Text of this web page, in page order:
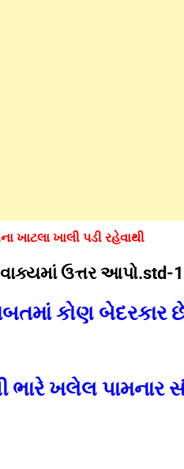
ખાટલા ખાલી પડી રહેવાથી
વાક્યમાં ઉત્તર
કોણ બેદરકાર
ભારે ખલેલ પામનાર